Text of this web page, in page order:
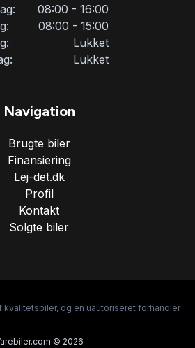
08:00 - 16:00
08:00 - 15:00
Lukket
Lukket
Navigation
Brugte biler
Finansiering
Lej-det.dk
Profil
Kontakt
Solgte biler
kvalitetsbiler, og en uautoriseret forhandler
© 2026